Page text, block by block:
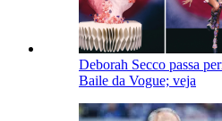
Deborah Secco passa
Baile da Vogue; veja